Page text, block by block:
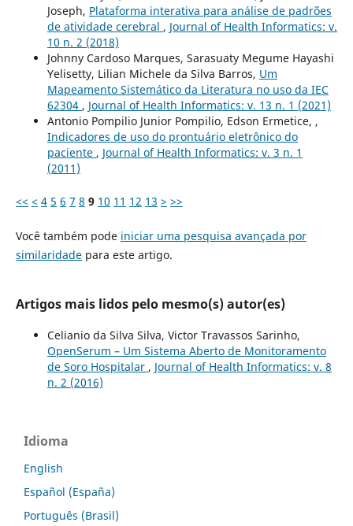
Joseph, Plataforma interativa para análise de padrões
de atividade cerebral , Journal of Health Informatics: v.
10 n. 2 (2018)
Johnny Cardoso Marques, Sarasuaty Megume Hayashi
Yelisetty, Lilian Michele da Silva Barros, Um
Mapeamento Sistemático da Literatura no uso da IEC
62304 , Journal of Health Informatics: v. 13 n. 1 (2021)
Antonio Pompilio Junior Pompilio, Edson Ermetice, ,
Indicadores de uso do prontuário eletrônico do
paciente , Journal of Health Informatics: v. 3 n. 1
(2011)
<< < 4 5 6 7 8 9 10 11 12 13 > >>
Você também pode iniciar uma pesquisa avançada por
similaridadepara este artigo.
Artigos mais lidos pelo mesmo(s) autor(es)
Celianio da Silva Silva, Victor Travassos Sarinho,
OpenSerum – Um Sistema Aberto de Monitoramento
de Soro Hospitalar , Journal of Health Informatics: v. 8
n. 2 (2016)
Idioma
English
Español (España)
Português (Brasil)